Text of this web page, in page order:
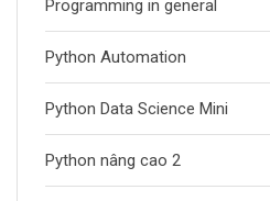
Programming in general
Python Automation
Python Data Science Mini
Python nâng cao 2